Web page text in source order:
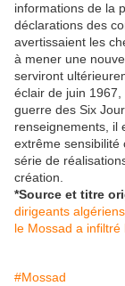
informations de la
déclarations des
avertissaient les
à mener une
serviront
éclair de juin
guerre des Six
renseignements, il
extrême sensibilité
série de
création.
*Source et titre
dirigeants
le Mossad a
#Mossad